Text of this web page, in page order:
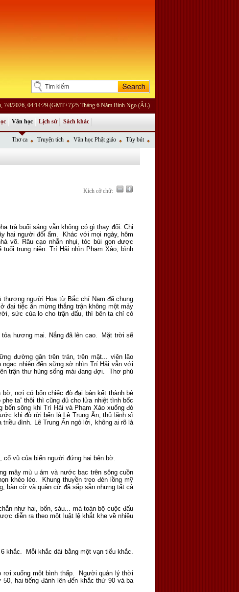
7/8/2026, 04:14:29 (GMT+7)25 Tháng 6 Năm Bính Ngọ (ÂL)
Văn học
Thơ ca Truyện tích Văn học Phật giáo
Tùy bút
Lịch sử Sách khác
Kích cỡ chữ:
trà buổi sáng vẫn không có gì thay đổi. Chỉ
hai người đối ẩm. Khác với mọi ngày, hôm
võ. Râu cạo nhẵn nhụi, tóc búi gọn được
trung niên. Trí Hải nhìn Phạm Xảo, bình
thương người Hoa từ Bắc chí Nam đã chung
đại tiệc ăn mừng thắng trận không một mảy
sức của lo cho trận đấu, thì bên ta chỉ có
tỏa hương mai. Nắng đã lên cao. Mặt trời sẽ
đường gân trên trán, trên mặt... viên lão
nhiên đến sững sờ nhìn Trí Hải vẫn với
trận thư hùng sống mái đang đợi. Thơ phú
nơi có bốn chiếc đò đại bản kết thành bè
ta” thôi thì cũng đủ cho lửa nhiệt tình bốc
sông khi Trí Hải và Phạm Xảo xuống đò
khi đò rời bến là Lê Trung Ẩn, thủ lãnh sĩ
đình. Lê Trung Ẩn ngỏ lời, không ai rõ là
cổ vũ của biển người đứng hai bên bờ.
mây mù u ám và nước bạc trên sông cuồn
khéo léo. Khung thuyền treo đèn lồng mỹ
bàn cờ và quân cờ đã sắp sẵn nhưng tất cả
như hai, bốn, sáu... mà toàn bộ cuộc đấu
diễn ra theo một luật lệ khắt khe về nhiều
khắc. Mỗi khắc dài bằng một vạn tiểu khắc.
xuống một bình thấp. Người quản lý thời
hai tiếng đánh lên đến khắc thứ 90 và ba